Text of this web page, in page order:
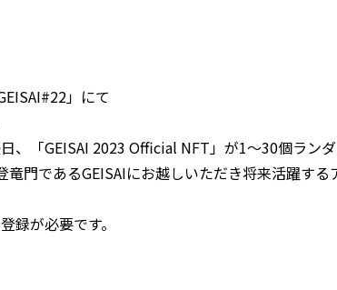
」にて
、「GEISAI 2023 Official NFT」が1～30個ラン
門であるGEISAIにお越しいただき将来活躍する
録が必要です。